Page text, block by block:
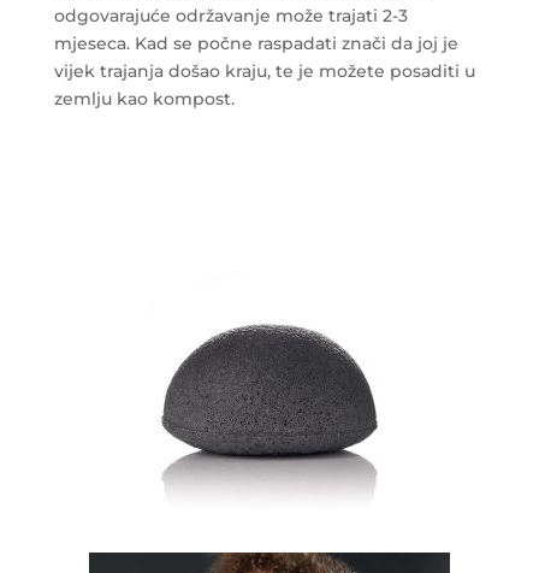
odgovarajuće održavanje može trajati 2-3
mjeseca. Kad se počne raspadati znači da joj je
vijek trajanja došao kraju, te je možete posaditi u
zemlju kao kompost.